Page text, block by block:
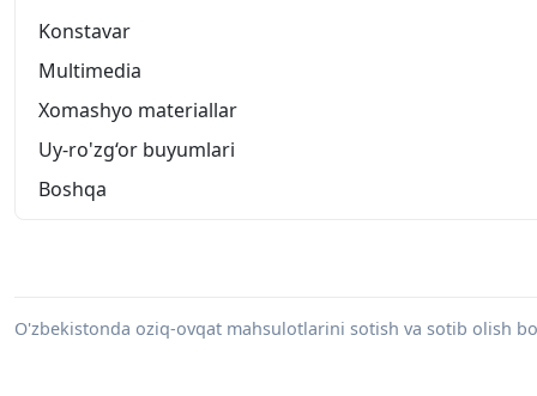
Konstavar
Multimedia
Xomashyo materiallar
Uy-ro'zg‘or buyumlari
Boshqa
O'zbekistonda oziq-ovqat mahsulotlarini sotish va sotib olish